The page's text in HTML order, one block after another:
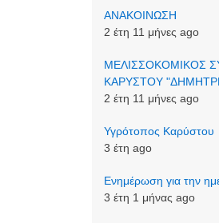
ΑΝΑΚΟΙΝΩΣΗ
2 έτη 11 μήνες ago
ΜΕΛΙΣΣΟΚΟΜΙΚΟΣ
ΚΑΡΥΣΤΟΥ
2 έτη 11 μήνες ago
Υγρότοπος Καρύστου
3 έτη ago
Ενημέρωση για την
3 έτη 1 μήνας ago